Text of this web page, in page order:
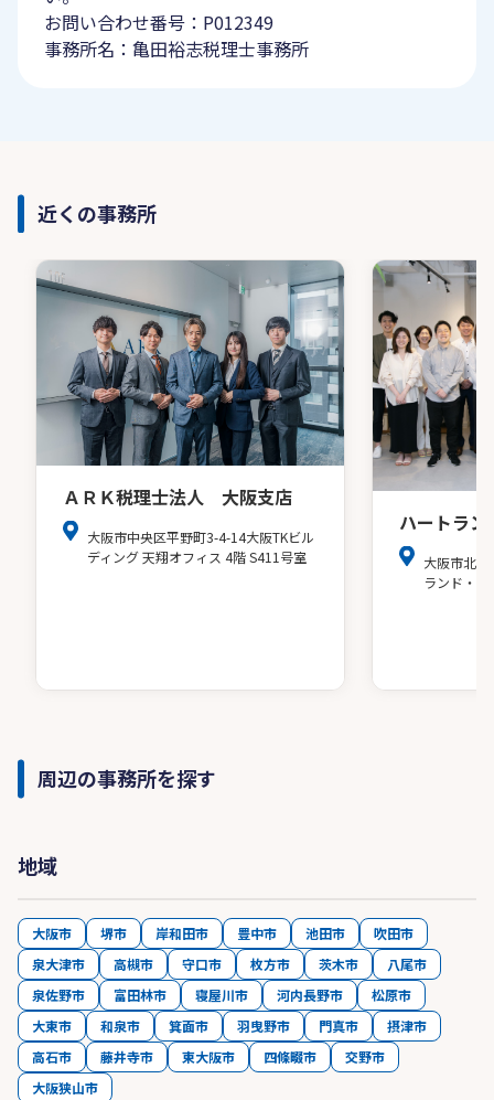
お問い合わせ番号：P012349
事務所名：亀田裕志税理士事務所
近くの事務所
ＡＲＫ税理士法人 大阪支店
大阪市中央区平野町3-4-14大阪TKビル
ディング 天翔オフィス 4階 S411号室
ハートラ
大阪市北
ランド・
周辺の事務所を探す
地域
大阪市 堺市 岸和田市 豊中市 池田市
吹田市
泉大津市
高槻市 守口市 枚方市 茨木市
八尾市
泉佐野市
富田林市 寝屋川市 河内長野市
松原市
大東市
和泉市 箕面市 羽曳野市 門真市
摂津市
高石市
藤井寺市 東大阪市 四條畷市
交野市
大阪狭山市